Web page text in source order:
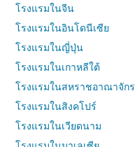
โรงแรมในจีน
โรงแรมในอินโดนีเซีย
โรงแรมในญี่ปุ่น
โรงแรมในเกาหลีใต้
โรงแรมในสหราชอาณาจักร
โรงแรมในสิงคโปร์
โรงแรมในเวียดนาม